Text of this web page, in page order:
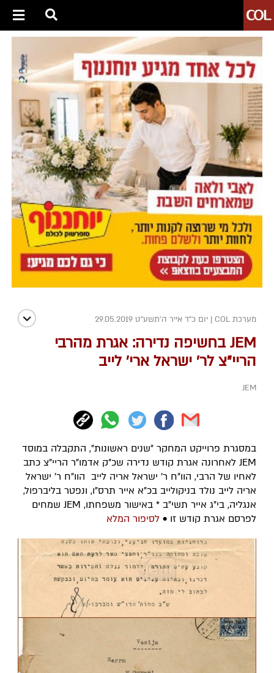
מערכת COL | יום כ"ד אייר ה׳תשע״ט 29.05.2019
JEM בחשיפה נדירה: אגרת מהרבי
הריי"צ לר' ישראל ארי' לייב
JEM
במסגרת פרוייקט המחקר "שנים ראשונות", התקבלה במוסד
JEM לאחרונה אגרת קודש נדירה שכ"ק אדמו"ר הריי"צ כתב
לאחיו של הרבי, הוו"ח ר' ישראל אריה לייב הוו"ח ר' ישראל
אריה לייב נולד בניקולייב בכ"א אייר תרס"ו, ונפטר בליברפול,
אנגליה, בי"ג אייר תשי"ב * באישור משפחתו, JEM שמחים
לפרסם אגרת קודש זו • לסיפור המלא